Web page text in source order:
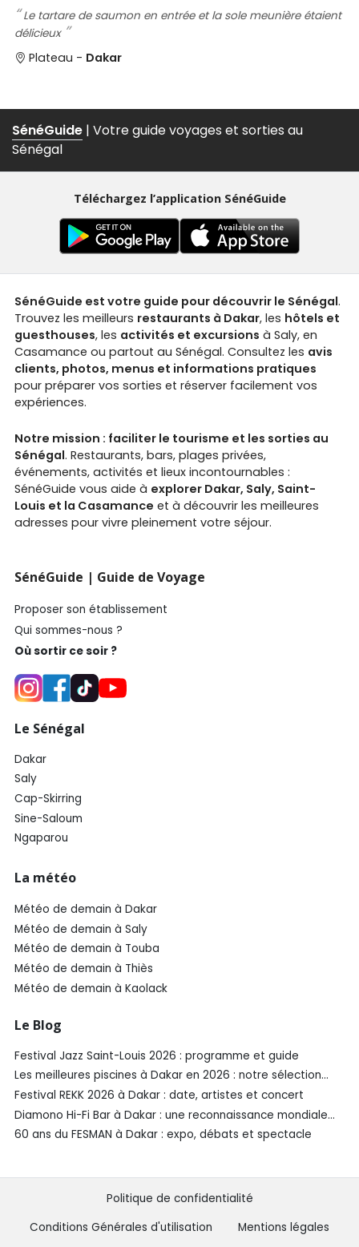
Le tartare de saumon en entrée et la sole meunière étaient
délicieux
Plateau - Dakar
SénéGuide | Votre guide voyages et sorties au
Sénégal
Téléchargez l’application SénéGuide
SénéGuide est votre guide pour découvrir le Sénégal.
Trouvez les meilleurs restaurants à Dakar, les hôtels et
guesthouses, les activités et excursions à Saly, en
Casamance ou partout au Sénégal. Consultez les avis
clients, photos, menus et informations pratiques
pour préparer vos sorties et réserver facilement vos
expériences.
Notre mission : faciliter le tourisme et les sorties au
Sénégal. Restaurants, bars, plages privées,
événements, activités et lieux incontournables :
SénéGuide vous aide à explorer Dakar, Saly, Saint-
Louis et la Casamance et à découvrir les meilleures
adresses pour vivre pleinement votre séjour.
SénéGuide | Guide de Voyage
Proposer son établissement
Qui sommes-nous ?
Où sortir ce soir ?
Le Sénégal
Dakar
Saly
Cap-Skirring
Sine-Saloum
Ngaparou
La météo
Météo de demain à Dakar
Météo de demain à Saly
Météo de demain à Touba
Météo de demain à Thiès
Météo de demain à Kaolack
Le Blog
Festival Jazz Saint-Louis 2026 : programme et guide
Les meilleures piscines à Dakar en 2026 : notre sélection
SénéGuide
Festival REKK 2026 à Dakar : date, artistes et concert
Diamono Hi-Fi Bar à Dakar : une reconnaissance mondiale
aux Spirited Awards®️ 2026
60 ans du FESMAN à Dakar : expo, débats et spectacle
Politique de confidentialité
Conditions Générales d'utilisation
Mentions légales